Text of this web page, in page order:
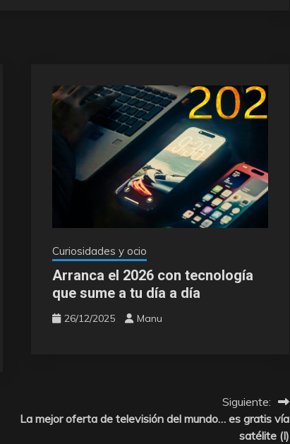
Curiosidades y ocio
Arranca el 2026 con tecnología
que sume a tu día a día
26/12/2025 Manu
Siguiente:
La mejor oferta de televisión del mundo… es gratis vía
satélite (I)